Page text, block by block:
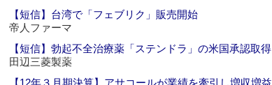
【短信】台湾で「フェブリク」販売開始
帝人ファーマ
【短信】勃起不全治療薬「ステンドラ」の米国承認取得
田辺三菱製薬
【12年３月期決算】アサコールが業績を牽引し増収増益